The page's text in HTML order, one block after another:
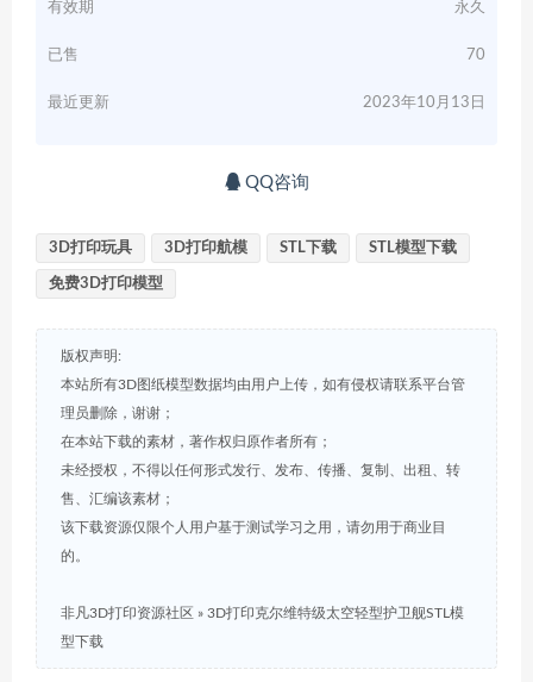
有效期 永久
已售 70
最近更新 2023年10月13日
QQ咨询
3D打印玩具 3D打印航模 STL下载 STL模型下载
免费3D打印模型
版权声明:
本站所有3D图纸模型数据均由用户上传，如有侵权请联系平台管
理员删除，谢谢；
在本站下载的素材，著作权归原作者所有；
未经授权，不得以任何形式发行、发布、传播、复制、出租、转
售、汇编该素材；
该下载资源仅限个人用户基于测试学习之用，请勿用于商业目
的。
非凡3D打印资源社区 » 3D打印克尔维特级太空轻型护卫舰STL模
型下载